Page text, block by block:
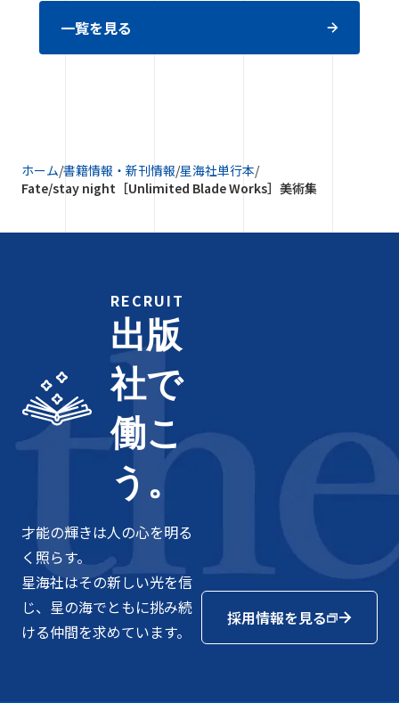
一覧を見る
ホーム/書籍情報・新刊情報/星海社単行本/
Fate/stay night［Unlimited Blade Works］美術集
RECRUIT
出版
社で
働こ
う。
才能の輝きは人の心を明る
く照らす。
星海社はその新しい光を信
じ、星の海でともに挑み続
ける仲間を求めています。
採用情報を見る